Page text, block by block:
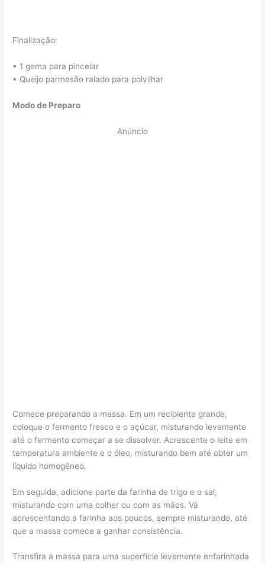
Finalização:
• 1 gema para pincelar
• Queijo parmesão ralado para polvilhar
Modo de Preparo
Anúncio
Comece preparando a massa. Em um recipiente grande,
coloque o fermento fresco e o açúcar, misturando levemente
até o fermento começar a se dissolver. Acrescente o leite em
temperatura ambiente e o óleo, misturando bem até obter um
líquido homogêneo.
Em seguida, adicione parte da farinha de trigo e o sal,
misturando com uma colher ou com as mãos. Vá
acrescentando a farinha aos poucos, sempre misturando, até
que a massa comece a ganhar consistência.
Transfira a massa para uma superfície levemente enfarinhada